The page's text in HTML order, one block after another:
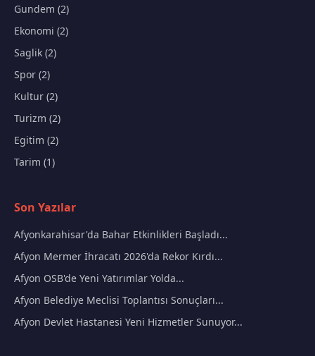
Gundem (2)
Ekonomi (2)
Saglik (2)
Spor (2)
Kultur (2)
Turizm (2)
Egitim (2)
Tarim (1)
Son Yazılar
Afyonkarahisar'da Bahar Etkinlikleri Başladı...
Afyon Mermer İhracatı 2026'da Rekor Kırdı...
Afyon OSB'de Yeni Yatırımlar Yolda...
Afyon Belediye Meclisi Toplantısı Sonuçları...
Afyon Devlet Hastanesi Yeni Hizmetler Sunuyor...